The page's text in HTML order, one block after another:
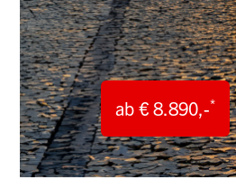
ab € 8.890,-*